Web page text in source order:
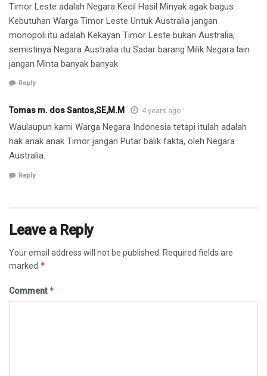
Timor Leste adalah Negara Kecil Hasil Minyak agak bagus
Kebutuhan Warga Timor Leste Untuk Australia jangan
monopoli.itu adalah Kekayan Timor Leste bukan Australia,
semistinya Negara Australia itu Sadar barang Milik Negara lain
jangan Minta banyak banyak
Reply
Tomas m. dos Santos,SE,M.M 4 years ago
Waulaupun kami Warga Negara Indonesia tetapi itulah adalah
hak anak anak Timor jangan Putar balik fakta, oleh Negara
Australia.
Reply
Leave a Reply
Your email address will not be published.
Required fields are
marked *
Comment*